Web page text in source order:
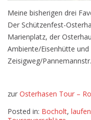
Meine bisherigen drei
Der Schützenfest-
Marienplatz, der
Ambiente/Eisenhütte
Zeisigweg/Pannemannstr.
zur Osterhasen Tour –
Posted in: Bocholt, laufen